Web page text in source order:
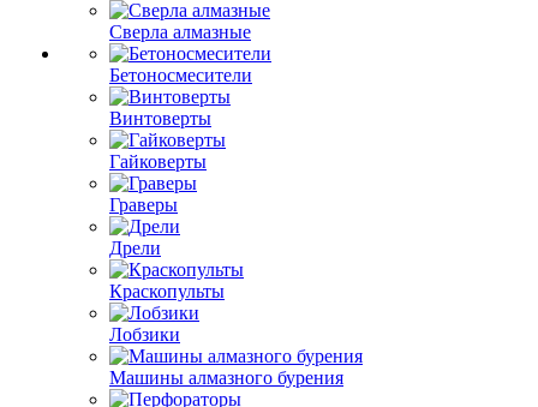
Сверла алмазные
Бетоносмесители
Винтоверты
Гайковерты
Граверы
Дрели
Краскопульты
Лобзики
Машины алмазного бурения